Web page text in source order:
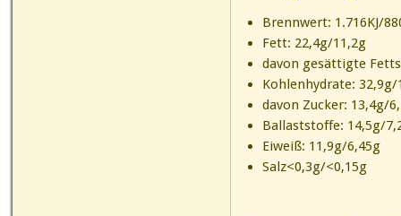
Brennwert: 1.716KJ/
Fett: 22,4g/11,2g
davon gesättigte
Kohlenhydrate: 32,9g/
davon Zucker: 13,4g/
Ballaststoffe: 14,5g/
Eiweiß: 11,9g/6,45g
Salz<0,3g/<0,15g